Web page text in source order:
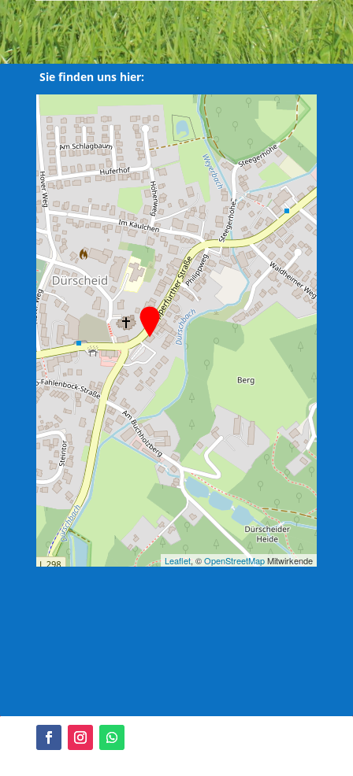
Sie finden uns hier:
Leaflet, ©OpenStreetMapMitwirkende